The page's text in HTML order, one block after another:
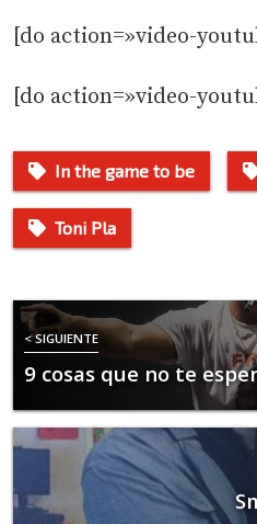
[do action=»video-
[do action=»video-
In the game to be
Toni Pla
< SIGUIENTE
9 cosas que no te